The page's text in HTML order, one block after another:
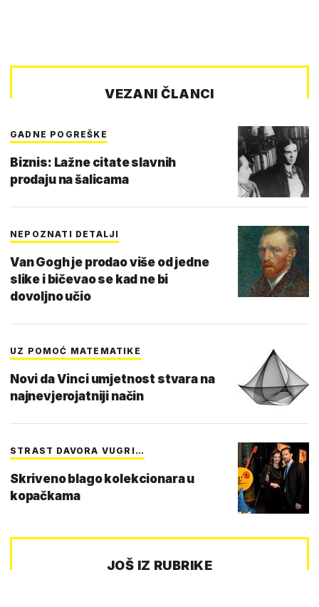
VEZANI ČLANCI
GADNE POGREŠKE
Biznis: Lažne citate slavnih
prodaju na šalicama
NEPOZNATI DETALJI
Van Gogh je prodao više od jedne
slike i bičevao se kad ne bi
dovoljno učio
UZ POMOĆ MATEMATIKE
Novi da Vinci umjetnost stvara na
najnevjerojatniji način
STRAST DAVORA VUGRI…
Skriveno blago kolekcionara u
kopačkama
JOŠ IZ RUBRIKE